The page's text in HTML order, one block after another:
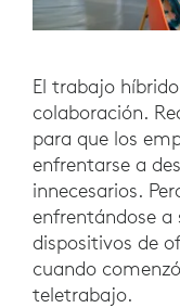
El trabajo
colaboración.
para que los
enfrentarse a
innecesarios.
enfrentándose a
dispositivos de
cuando
teletrabajo.